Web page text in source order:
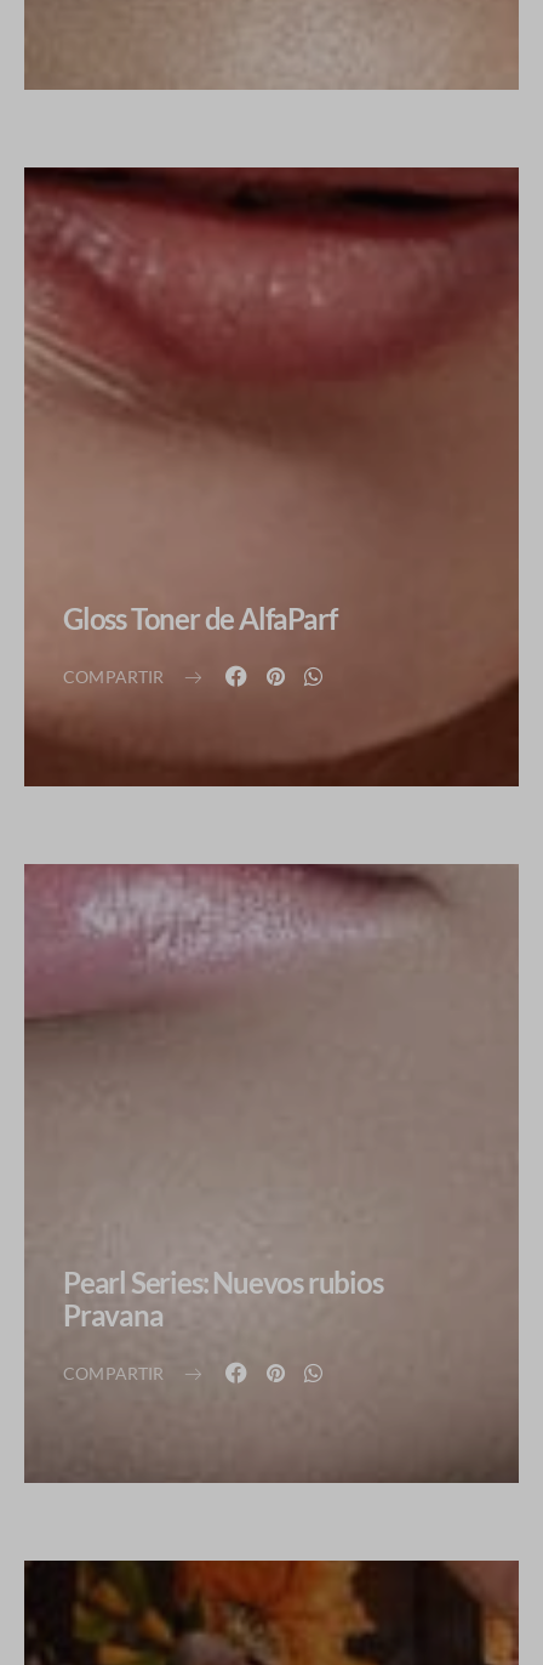
Gloss Toner de AlfaParf
COMPARTIR
Pearl Series: Nuevos rubios
Pravana
COMPARTIR